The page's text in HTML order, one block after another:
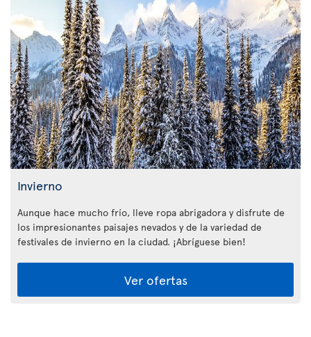
Invierno
Aunque hace mucho frío, lleve ropa abrigadora y disfrute de
los impresionantes paisajes nevados y de la variedad de
festivales de invierno en la ciudad. ¡Abríguese bien!
Ver ofertas